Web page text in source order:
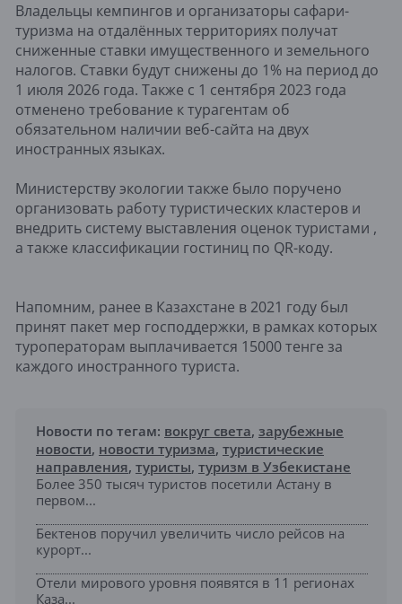
Владельцы кемпингов и организаторы сафари-
туризма на отдалённых территориях получат
сниженные ставки имущественного и земельного
налогов. Ставки будут снижены до 1% на период до
1 июля 2026 года. Также с 1 сентября 2023 года
отменено требование к турагентам об
обязательном наличии веб-сайта на двух
иностранных языках.
Министерству экологии также было поручено
организовать работу туристических кластеров и
внедрить систему выставления оценок туристами ,
а также классификации гостиниц по QR-коду.
Напомним, ранее в Казахстане в 2021 году был
принят пакет мер господдержки, в рамках которых
туроператорам выплачивается 15000 тенге за
каждого иностранного туриста.
Новости по тегам: вокруг света, зарубежные
новости, новости туризма, туристические
направления, туристы, туризм в Узбекистане
Более 350 тысяч туристов посетили Астану в
первом...
Бектенов поручил увеличить число рейсов на
курорт...
Отели мирового уровня появятся в 11 регионах
Каза...